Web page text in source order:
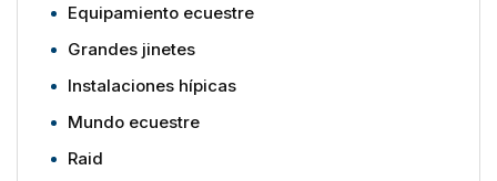
Equipamiento ecuestre
Grandes jinetes
Instalaciones hípicas
Mundo ecuestre
Raid